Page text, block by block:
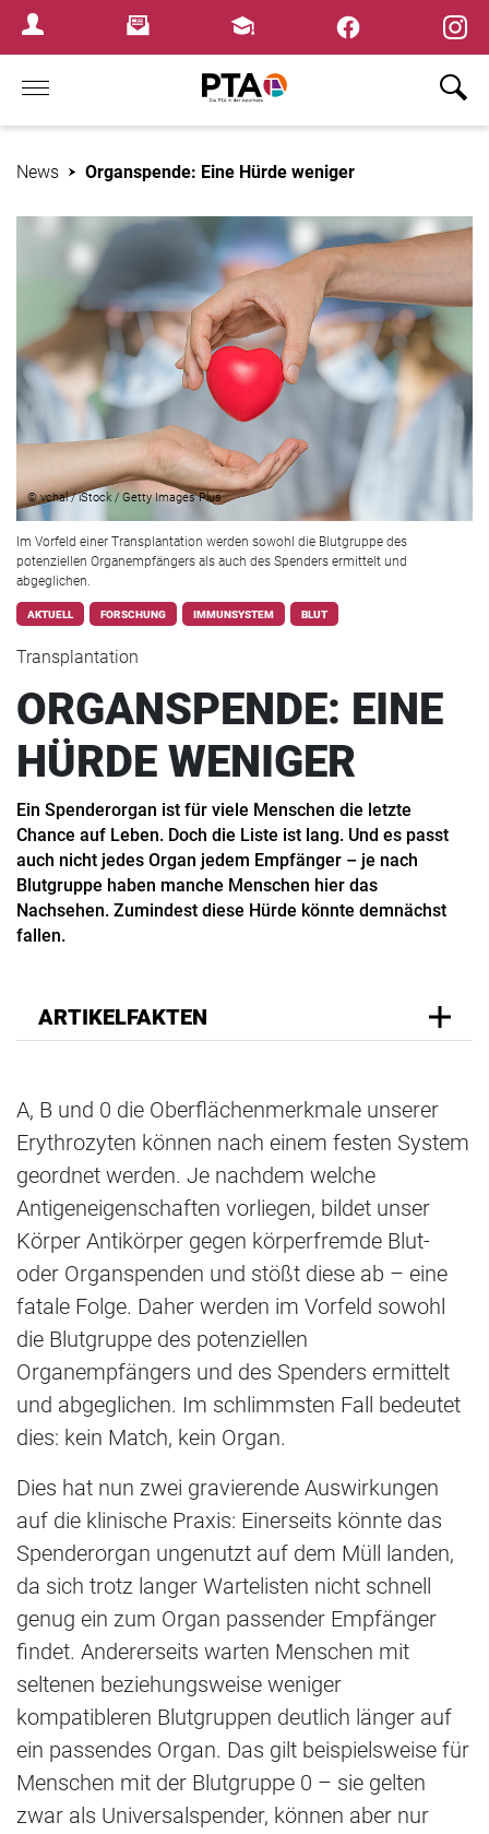
Login MenuNewsletterFortbildungen
Home
News Organspende: Eine Hürde weniger
© vchal / iStock / Getty Images Plus
Im Vorfeld einer Transplantation werden sowohl die Blutgruppe des
potenziellen Organempfängers als auch des Spenders ermittelt und
abgeglichen.
AKTUELL FORSCHUNG IMMUNSYSTEM BLUT
Transplantation
ORGANSPENDE: EINE
HÜRDE WENIGER
Ein Spenderorgan ist für viele Menschen die letzte
Chance auf Leben. Doch die Liste ist lang. Und es passt
auch nicht jedes Organ jedem Empfänger – je nach
Blutgruppe haben manche Menschen hier das
Nachsehen. Zumindest diese Hürde könnte demnächst
fallen.
ARTIKELFAKTEN
A, B und 0 die Oberflächenmerkmale unserer
Erythrozyten können nach einem festen System
geordnet werden. Je nachdem welche
Antigeneigenschaften vorliegen, bildet unser
Körper Antikörper gegen körperfremde Blut-
oder Organspenden und stößt diese ab – eine
fatale Folge. Daher werden im Vorfeld sowohl
die Blutgruppe des potenziellen
Organempfängers und des Spenders ermittelt
und abgeglichen. Im schlimmsten Fall bedeutet
dies: kein Match, kein Organ.
Dies hat nun zwei gravierende Auswirkungen
auf die klinische Praxis: Einerseits könnte das
Spenderorgan ungenutzt auf dem Müll landen,
da sich trotz langer Wartelisten nicht schnell
genug ein zum Organ passender Empfänger
findet. Andererseits warten Menschen mit
seltenen beziehungsweise weniger
kompatibleren Blutgruppen deutlich länger auf
ein passendes Organ. Das gilt beispielsweise für
Menschen mit der Blutgruppe 0 – sie gelten
zwar als Universalspender, können aber nur
×